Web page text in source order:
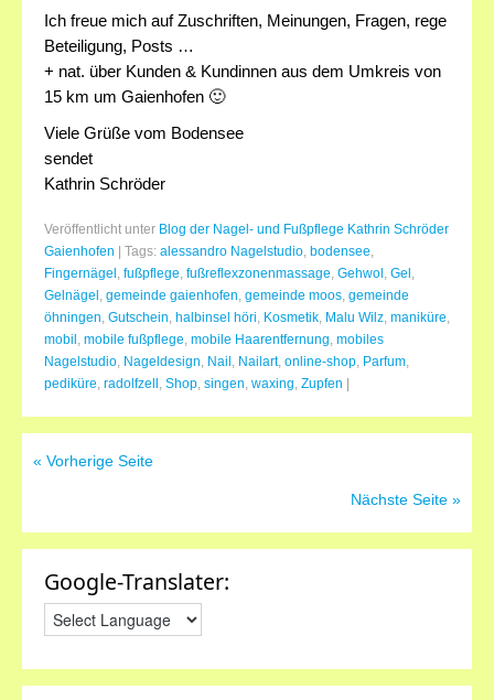
Ich freue mich auf Zuschriften, Meinungen, Fragen, rege
Beteiligung, Posts …
+ nat. über Kunden & Kundinnen aus dem Umkreis von
15 km um Gaienhofen 🙂
Viele Grüße vom Bodensee
sendet
Kathrin Schröder
Veröffentlicht unter Blog der Nagel- und Fußpflege Kathrin Schröder
Gaienhofen
Tags: alessandro Nagelstudio, bodensee,
Fingernägel , fußpflege, fußreflexzonenmassage, Gehwol , Gel ,
Gelnägel , gemeinde gaienhofen, gemeinde moos, gemeinde
öhningen, Gutschein, halbinsel höri, Kosmetik, Malu Wilz, maniküre,
mobil , mobile fußpflege, mobile Haarentfernung, mobiles
Nagelstudio, Nageldesign, Nail , Nailart, online-shop, Parfum,
pediküre, radolfzell , Shop, singen, waxing, Zupfen
« Vorherige Seite
Nächste Seite »
Google-Translater: